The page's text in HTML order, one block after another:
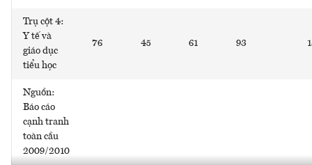
Trụ cột 4:
Y tế và
giáo dục
tiểu học
76 45 61 93
Nguồn:
Báo cáo
cạnh tranh
toàn cầu
2009/2010